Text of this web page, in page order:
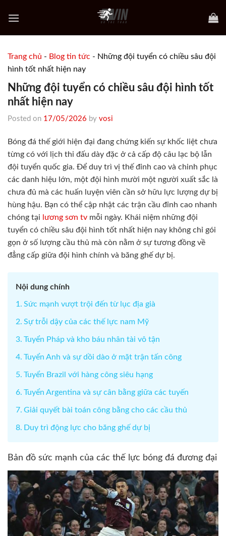
Trang chủ - Blog tin tức - Những đội tuyển có chiều sâu đội
hình tốt nhất hiện nay
Những đội tuyển có chiều sâu đội hình tốt
nhất hiện nay
Posted on 17/05/2026 by vosi
Bóng đá thế giới hiện đại đang chứng kiến sự khốc liệt chưa
từng có với lịch thi đấu dày đặc ở cả cấp độ câu lạc bộ lẫn
đội tuyển quốc gia. Để duy trì vị thế đỉnh cao và chinh phục
các danh hiệu lớn, một đội hình mười một người xuất sắc là
chưa đủ mà các huấn luyện viên cần sở hữu lực lượng dự bị
hùng hậu. Bạn có thể cập nhật các trận cầu đỉnh cao nhanh
chóng tại
lương sơn tv mỗi ngày. Khái niệm những đội
tuyển có chiều sâu đội hình tốt nhất hiện nay không chỉ gói
gọn ở số lượng cầu thủ mà còn nằm ở sự tương đồng về
đẳng cấp giữa đội hình chính và băng ghế dự bị.
Nội dung chính
Sức mạnh vượt trội đến từ lục địa già
Sự trỗi dậy của các thế lực nam Mỹ
Tuyển Pháp và kho báu nhân tài vô tận
Tuyển Anh và sự dồi dào ở mặt trận tấn công
Tuyển Brazil với hàng công siêu hạng
Tuyển Argentina và sự cân bằng giữa các tuyến
Giải quyết bài toán công bằng cho các cầu thủ
Duy trì động lực cho băng ghế dự bị
Bản đồ sức mạnh của các thế lực bóng đá đương đại